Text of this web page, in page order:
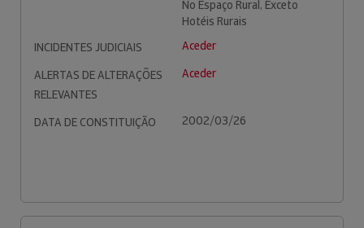
No Espaço Rural, Exceto
Hotéis Rurais
INCIDENTES JUDICIAIS
Aceder
ALERTAS DE ALTERAÇÕES
RELEVANTES
Aceder
DATA DE CONSTITUIÇÃO 2002/03/26